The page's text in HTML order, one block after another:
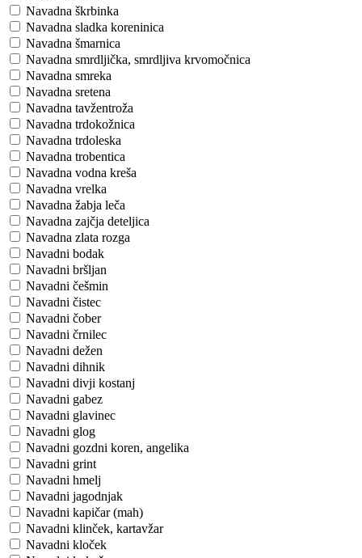
Navadna škrbinka
Navadna sladka koreninica
Navadna šmarnica
Navadna smrdljička, smrdljiva krvomočnica
Navadna smreka
Navadna sretena
Navadna tavžentroža
Navadna trdokožnica
Navadna trdoleska
Navadna trobentica
Navadna vodna kreša
Navadna vrelka
Navadna žabja leča
Navadna zajčja deteljica
Navadna zlata rozga
Navadni bodak
Navadni bršljan
Navadni češmin
Navadni čistec
Navadni čober
Navadni črnilec
Navadni dežen
Navadni dihnik
Navadni divji kostanj
Navadni gabez
Navadni glavinec
Navadni glog
Navadni gozdni koren, angelika
Navadni grint
Navadni hmelj
Navadni jagodnjak
Navadni kapičar (mah)
Navadni klinček, kartavžar
Navadni kloček